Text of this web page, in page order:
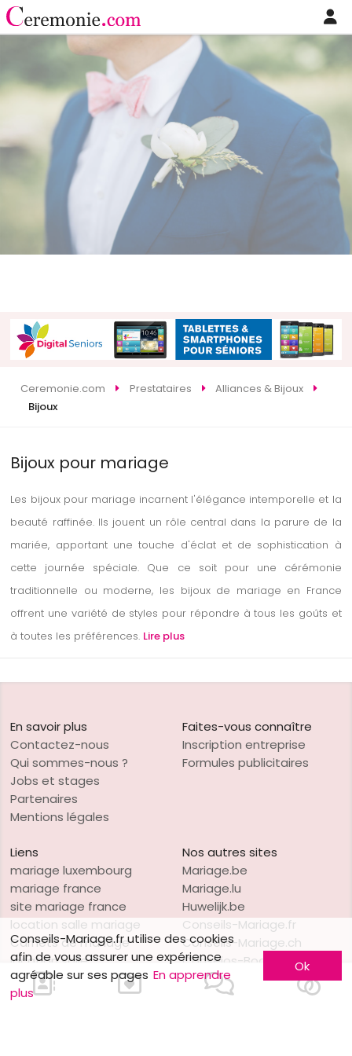
Ceremonie.com Prestataires
Alliances & Bijoux
Bijoux
Bijoux pour mariage
Les bijoux pour mariage incarnent l'élégance intemporelle et la
beauté raffinée. Ils jouent un rôle central dans la parure de la
mariée, apportant une touche d'éclat et de sophistication à
cette journée spéciale. Que ce soit pour une cérémonie
traditionnelle ou moderne, les bijoux de mariage en France
offrent une variété de styles pour répondre à tous les goûts et
à toutes les préférences. Lire plus
En savoir plus
Contactez-nous
Qui sommes-nous ?
Jobs et stages
Partenaires
Mentions légales
Faites-vous connaître
Inscription entreprise
Formules publicitaires
Liens
mariage luxembourg
mariage france
site mariage france
location salle mariage
Carnets de mariage
location salle
voiture de cérémonie
robes de mariée
Nos autres sites
Mariage.be
Mariage.lu
Huwelijk.be
Conseils-Mariage.fr
Conseils-Mariage.ch
Consejos-Boda.es
CeremonyGuide.com
Conseils-Mariage.fr utilise des cookies
afin de vous assurer une expérience
agréable sur ses pages En apprendre
plus
Ok